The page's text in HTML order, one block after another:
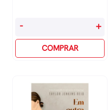
Atmosfera
Historia
De
Reid,
Taylor
- +
COMPRAR